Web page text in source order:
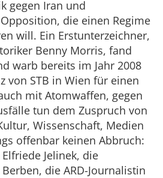
gegen Iran und
die einen Regime
will. Ein Erstunterzeichner,
Benny Morris, fand
warb bereits im Jahr 2008
von STB in Wien für einen
mit Atomwaffen, gegen
tun dem Zuspruch von
Wissenschaft, Medien
offenbar keinen Abbruch:
Jelinek, die
die ARD-Journalistin